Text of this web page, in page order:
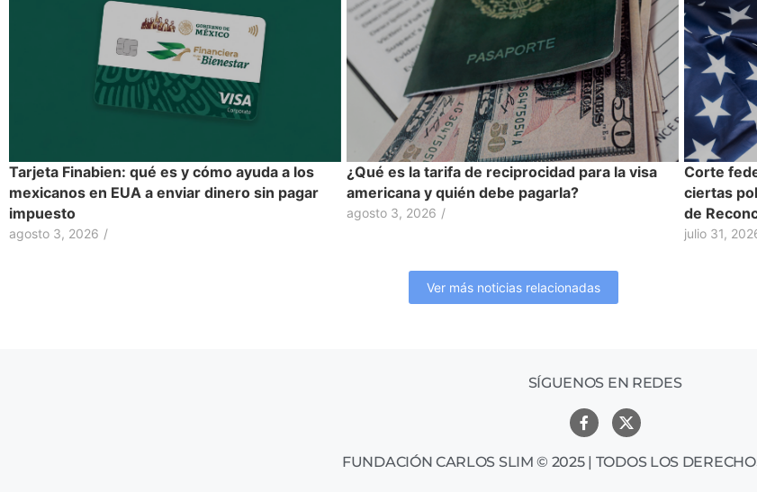
Tarjeta Finabien: qué es y cómo ayuda a los
mexicanos en EUA a enviar dinero sin pagar
impuesto
agosto 3, 2026 /
¿Qué es la tarifa de reciprocidad para la visa
americana y quién debe pagarla?
agosto 3, 2026 /
Corte
ciertas
de
julio 31,
Ver más noticias relacionadas
SÍGUENOS EN REDES
FUNDACIÓN CARLOS SLIM © 2025 | TODOS LOS